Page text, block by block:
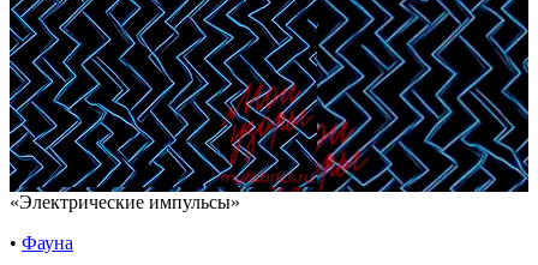
«Электрические импульсы»
• Фауна